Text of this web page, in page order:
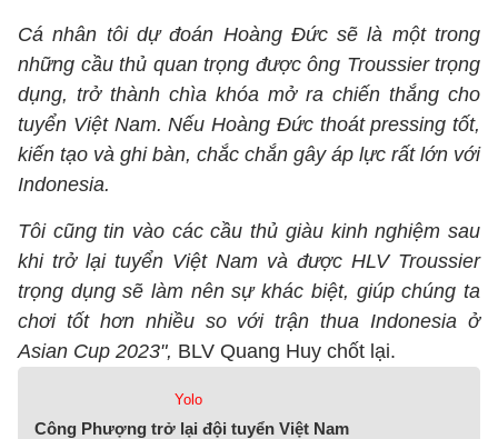
Cá nhân tôi dự đoán Hoàng Đức sẽ là một trong
những cầu thủ quan trọng được ông Troussier trọng
dụng, trở thành chìa khóa mở ra chiến thắng cho
tuyển Việt Nam. Nếu Hoàng Đức thoát pressing tốt,
kiến tạo và ghi bàn, chắc chắn gây áp lực rất lớn với
Indonesia.
Tôi cũng tin vào các cầu thủ giàu kinh nghiệm sau
khi trở lại tuyển Việt Nam và được HLV Troussier
trọng dụng sẽ làm nên sự khác biệt, giúp chúng ta
chơi tốt hơn nhiều so với trận thua Indonesia ở
Asian Cup 2023", BLV Quang Huy chốt lại.
Yolo
Công Phượng trở lại đội tuyển Việt Nam